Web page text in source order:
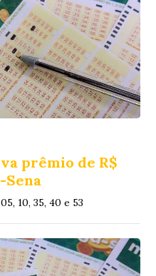
prêmio de R$
Sena
10, 35, 40 e 53